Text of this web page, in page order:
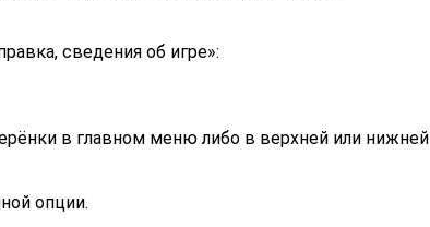
сведения об игре»:
в главном меню либо в верхней или нижней
опции.